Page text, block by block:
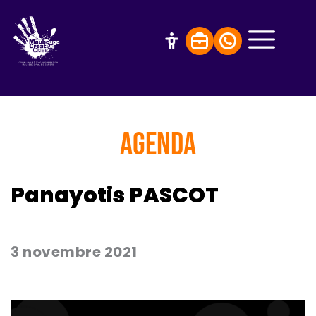
AGENDA
Panayotis PASCOT
3 novembre 2021